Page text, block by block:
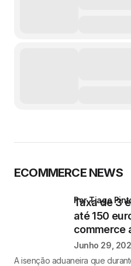
ECOMMERCE NEWS
Taxa de 3
até 150
commerce
por Tiago
Junho 29,
A isenção aduaneira que